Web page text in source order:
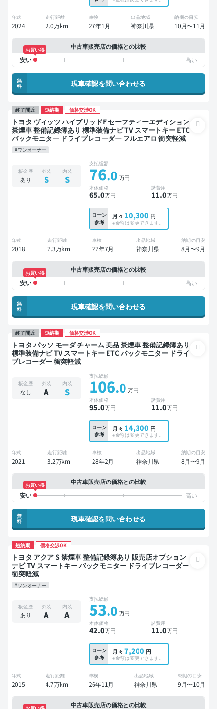
年式
2024
走行距離
2.0万km
車検
27年1月
出品地域
神奈川県
納期の目安
10月〜11月
中古車販売店の価格との比較
お買い得
無
料
現車確認を問い合わせる
終了間近 短納期 価格交渉OK
トヨタ ヴィッツ ハイブリッドF セーフティーエディション
禁煙車 整備記録簿あり 標準装備ナビ TV スマートキー ETC
バックモニター ドライブレコーダー フルエアロ 衝突軽減
#ワンオーナー
板金歴
あり
外装
S
内装
S
支払総額
76.0 万円
本体価格
65.0万円
諸費用
11.0万円
ローン
参考
月々 10,300 円
※金額は変更できます。
年式
2018
走行距離
7.3万km
車検
27年7月
出品地域
神奈川県
納期の目安
8月〜9月
中古車販売店の価格との比較
お買い得
無
料
現車確認を問い合わせる
終了間近 短納期 価格交渉OK
トヨタ パッソ モーダ チャーム 美品 禁煙車 整備記録簿あり
標準装備ナビ TV スマートキー ETC バックモニター ドライ
ブレコーダー 衝突軽減
板金歴
なし
外装
A
内装
S
支払総額
106.0 万円
本体価格
95.0万円
諸費用
11.0万円
ローン
参考
月々 14,300 円
※金額は変更できます。
年式
2021
走行距離
3.2万km
車検
28年2月
出品地域
神奈川県
納期の目安
8月〜9月
中古車販売店の価格との比較
お買い得
無
料
現車確認を問い合わせる
短納期 価格交渉OK
トヨタ アクア S 禁煙車 整備記録簿あり 販売店オプション
ナビ TV スマートキー バックモニター ドライブレコーダー
衝突軽減
#ワンオーナー
板金歴
あり
外装
A
内装
A
支払総額
53.0 万円
本体価格
42.0万円
諸費用
11.0万円
ローン
参考
月々 7,200 円
※金額は変更できます。
年式
2015
走行距離
4.7万km
車検
26年11月
出品地域
神奈川県
納期の目安
9月〜10月
中古車販売店の価格との比較